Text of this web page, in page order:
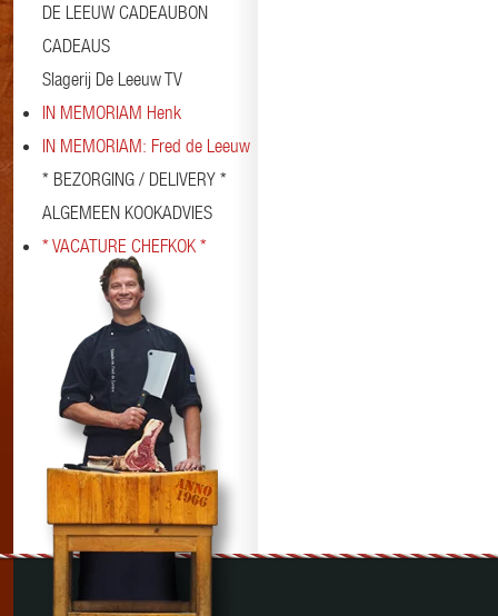
DE LEEUW CADEAUBON
CADEAUS
Slagerij De Leeuw TV
IN MEMORIAM Henk
IN MEMORIAM: Fred de Leeuw
* BEZORGING / DELIVERY *
ALGEMEEN KOOKADVIES
* VACATURE CHEFKOK *